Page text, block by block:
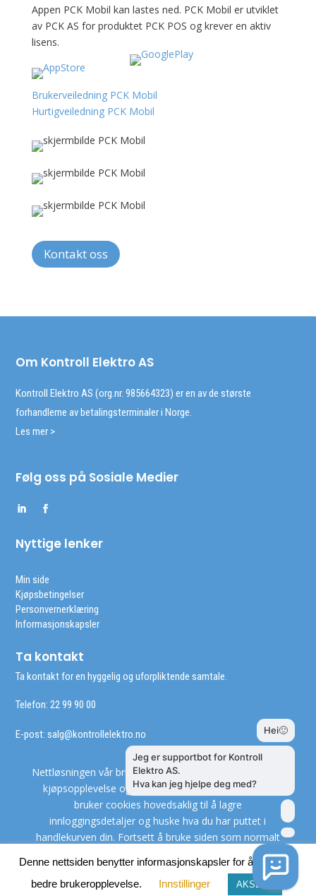
Appen PCK Mobil kan lastes ned. PCK Mobil er utviklet
av PCK AS for produktet PCK POS og krever en aktiv
lisens.
Brukerveiledning PCK Mobil
Hurtigveiledning PCK Mobil
Kontakt oss
Om Kontroll Elektro AS
Kontroll Elektro AS (org.nr. 985664323) er en av de største
forhandlerne av betalingsterminaler i Norge.
Les mer >
Følg oss på Sosiale Medier
Nyttige lenker
Min side
Kjøpsbetingelser
Personvernerklæring
Informasjonskapsler
Ta kontakt
Ta kontakt for en hyggelig og uforpliktende samtale.
Telefon: 22 99 90 00
E-post: salg@kontrollelektro.no
Nettløsningen vår bruker cookies slik at du får en bedre
kjøpsopplevelse og vi kan yte deg bedre service. Vi
bruker cookies hovedsaklig til å lagre
innloggingsdetaljer og huske hva du har puttet i
handlekurven din. Fortsett å bruke siden som normalt
Denne nettsiden benytter informasjonskapsler for å gi deg en
bedre brukeropplevelse.
Innstillinger AKSEPT